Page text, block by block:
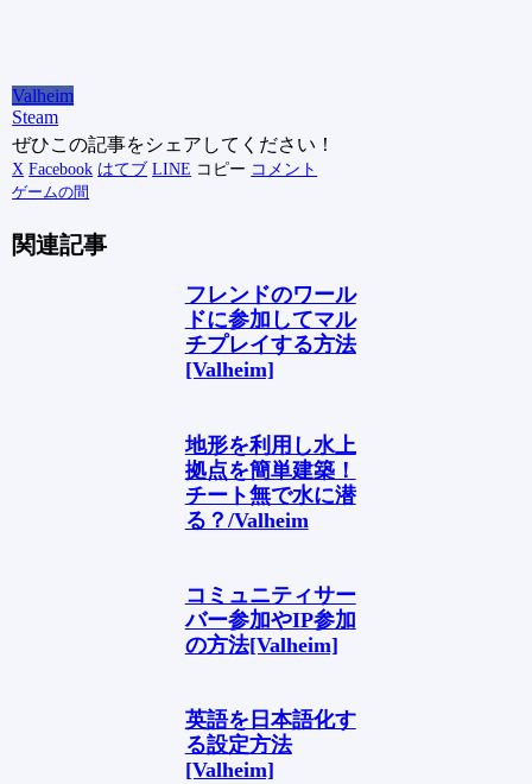
Valheim
Steam
ぜひこの記事をシェアしてください！
X Facebook はてブ LINE コピー コメント
ゲームの間
関連記事
フレンドのワール
ドに参加してマル
チプレイする方法
[Valheim]
地形を利用し水上
拠点を簡単建築！
チート無で水に潜
る？/Valheim
コミュニティサー
バー参加やIP参加
の方法[Valheim]
英語を日本語化す
る設定方法
[Valheim]